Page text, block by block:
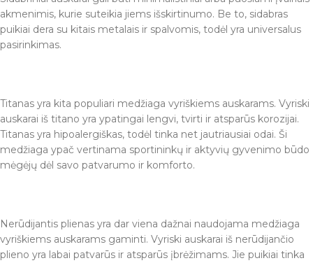
akmenimis, kurie suteikia jiems išskirtinumo. Be to, sidabras
puikiai dera su kitais metalais ir spalvomis, todėl yra universalus
pasirinkimas.
Titanas yra kita populiari medžiaga vyriškiems auskarams. Vyriski
auskarai iš titano yra ypatingai lengvi, tvirti ir atsparūs korozijai.
Titanas yra hipoalergiškas, todėl tinka net jautriausiai odai. Ši
medžiaga ypač vertinama sportininkų ir aktyvių gyvenimo būdo
mėgėjų dėl savo patvarumo ir komforto.
Nerūdijantis plienas yra dar viena dažnai naudojama medžiaga
vyriškiems auskarams gaminti. Vyriski auskarai iš nerūdijančio
plieno yra labai patvarūs ir atsparūs įbrėžimams. Jie puikiai tinka